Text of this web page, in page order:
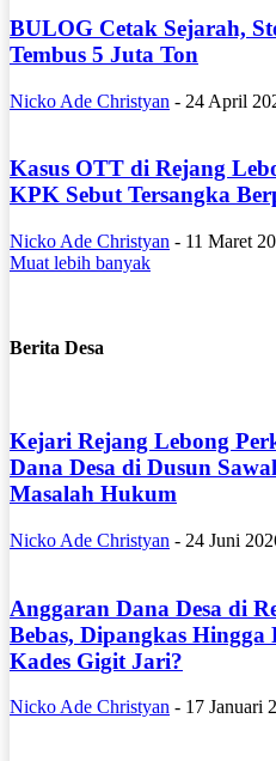
BULOG Cetak Sejarah,
Tembus 5 Juta Ton
Nicko Ade Christyan - 24 April
Kasus OTT di Rejang
KPK Sebut Tersangka
Nicko Ade Christyan - 11 Maret
Muat lebih banyak
Berita Desa
Kejari Rejang Lebong
Dana Desa di Dusun
Masalah Hukum
Nicko Ade Christyan - 24 Juni
Anggaran Dana Desa di
Bebas, Dipangkas
Kades Gigit Jari?
Nicko Ade Christyan - 17 Januari